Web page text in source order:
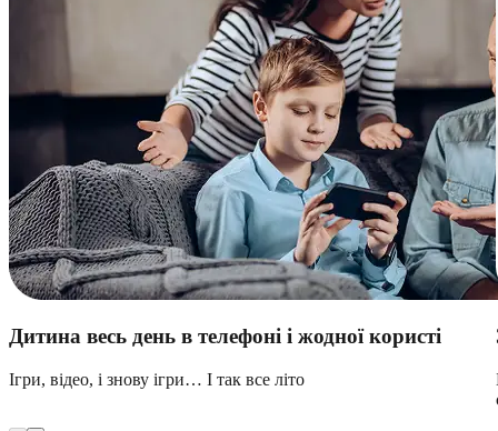
Дитина весь день в телефоні і жодної користі
Ігри, відео, і знову ігри… І так все літо